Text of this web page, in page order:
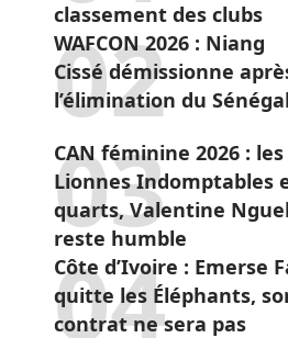
classement des clubs
WAFCON 2026 : Niang
Cissé démissionne
l’élimination du Sénégal
CAN féminine 2026 : les
Lionnes Indomptables
quarts, Valentine
reste humble
Côte d’Ivoire : Emerse
quitte les Éléphants,
contrat ne sera pas